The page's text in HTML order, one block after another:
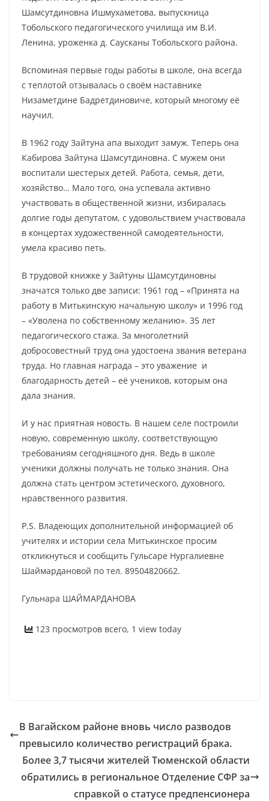
Шамсутдиновна Ишмухаметова, выпускница
Тобольского педагогического училища им В.И.
Ленина, уроженка д. Саусканы Тобольского района.
Вспоминая первые годы работы в школе, она всегда
с теплотой отзывалась о своём наставнике
Низаметдине Бадретдиновиче, который многому её
научил.
В 1962 году Зайтуна апа выходит замуж. Теперь она
Кабирова Зайтуна Шамсутдиновна. С мужем они
воспитали шестерых детей. Работа, семья, дети,
хозяйство… Мало того, она успевала активно
участвовать в общественной жизни, избиралась
долгие годы депутатом, с удовольствием участвовала
в концертах художественной самодеятельности,
умела красиво петь.
В трудовой книжке у Зайтуны Шамсутдиновны
значатся только две записи: 1961 год – «Принята на
работу в Митькинскую начальную школу» и 1996 год
– «Уволена по собственному желанию». 35 лет
педагогического стажа. За многолетний
добросовестный труд она удостоена звания ветерана
труда. Но главная награда – это уважение и
благодарность детей – её учеников, которым она
дала знания.
И у нас приятная новость. В нашем селе построили
новую, современную школу, соответствующую
требованиям сегодняшного дня. Ведь в школе
ученики должны получать не только знания. Она
должна стать центром эстетического, духовного,
нравственного развития.
P.S. Владеющих дополнительной информацией об
учителях и истории села Митькинское просим
откликнуться и сообщить Гульсаре Нургалиевне
Шаймардановой по тел. 89504820662.
Гульнара ШАЙМАРДАНОВА
123 просмотров всего, 1 view today
В Вагайском районе вновь число разводов
превысило количество регистраций брака.
Более 3,7 тысячи жителей Тюменской области
обратились в региональное Отделение СФР за
справкой о статусе предпенсионера